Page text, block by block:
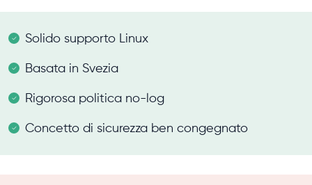
Solido supporto Linux
Basata in Svezia
Rigorosa politica no-log
Concetto di sicurezza ben congegnato